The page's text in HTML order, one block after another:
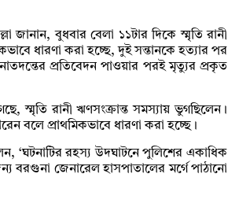
বুধবার বেলা ১১টার দিকে স্মৃতি রানী
ধারণা করা হচ্ছে, দুই সন্তানকে হত্যার পর
প্রতিবেদন পাওয়ার পরই মৃত্যুর প্রকৃত
স্মৃতি রানী ঋণসংক্রান্ত সমস্যায় ভুগছিলেন।
বলে প্রাথমিকভাবে ধারণা করা হচ্ছে।
‘ঘটনাটির রহস্য উদঘাটনে পুলিশের একাধিক
জেনারেল হাসপাতালের মর্গে পাঠানো